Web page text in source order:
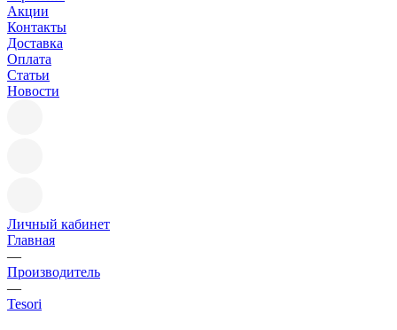
Акции
Контакты
Доставка
Оплата
Статьи
Новости
Личный кабинет
Главная
—
Производитель
—
Tesori